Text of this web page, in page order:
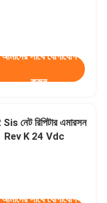
আমাদের সাথে যোগাযোগ
করুন
নেট রিপিটার এমারসন
K 24 Vdc
আমাদের সাথে যোগাযোগ